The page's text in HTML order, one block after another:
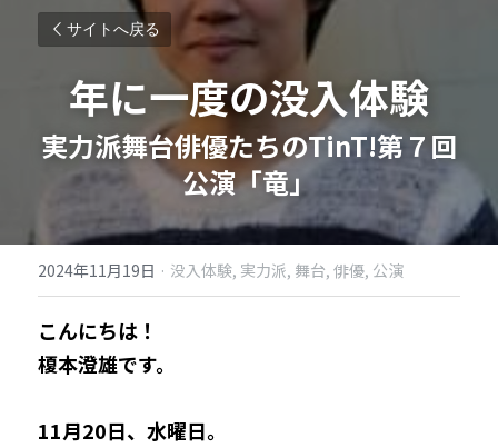
サイトへ戻る
年に一度の没入体験
実力派舞台俳優たちのTinT!第７回
公演「竜」​
2024年11月19日 · 没入体験, 実力派, 舞台, 俳優, 公演
こんにちは！
榎本澄雄です。
11月20日、水曜日。